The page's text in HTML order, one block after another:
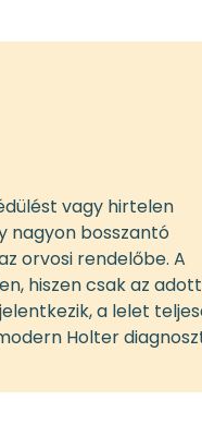
vagy hirtelen
nagyon bosszantó
orvosi rendelőbe. A
hiszen csak az adott
a lelet
Holter